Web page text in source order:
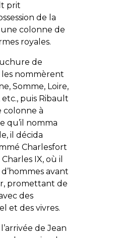
prit
de la
colonne de
royales.
de
les nommèrent
Somme, Loire,
puis Ribault
colonne à
qu’il nomma
il décida
Charlesfort
IX, où il
avant
promettant de
des
et des vivres.
de Jean